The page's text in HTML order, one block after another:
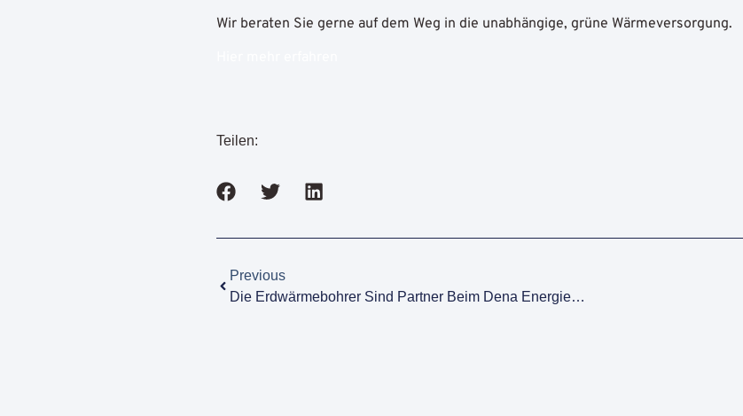
Wir beraten Sie gerne auf dem Weg in die unabhängige, grüne Wärmeversorgung.
Teilen:
Previous
Die Erdwärmebohrer Sind Partner Beim Dena Energiewende-Kongress 2025